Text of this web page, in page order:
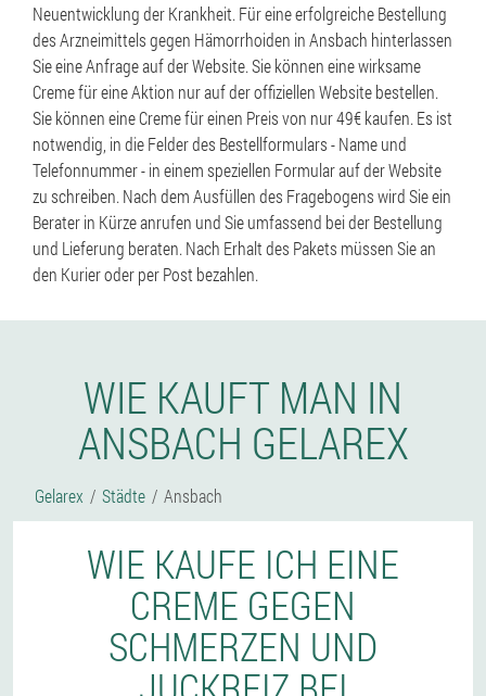
Neuentwicklung der Krankheit. Für eine erfolgreiche Bestellung
des Arzneimittels gegen Hämorrhoiden in Ansbach hinterlassen
Sie eine Anfrage auf der Website. Sie können eine wirksame
Creme für eine Aktion nur auf der offiziellen Website bestellen.
Sie können eine Creme für einen Preis von nur 49€ kaufen. Es ist
notwendig, in die Felder des Bestellformulars - Name und
Telefonnummer - in einem speziellen Formular auf der Website
zu schreiben. Nach dem Ausfüllen des Fragebogens wird Sie ein
Berater in Kürze anrufen und Sie umfassend bei der Bestellung
und Lieferung beraten. Nach Erhalt des Pakets müssen Sie an
den Kurier oder per Post bezahlen.
WIE KAUFT MAN IN
ANSBACH GELAREX
Gelarex Städte Ansbach
WIE KAUFE ICH EINE
CREME GEGEN
SCHMERZEN UND